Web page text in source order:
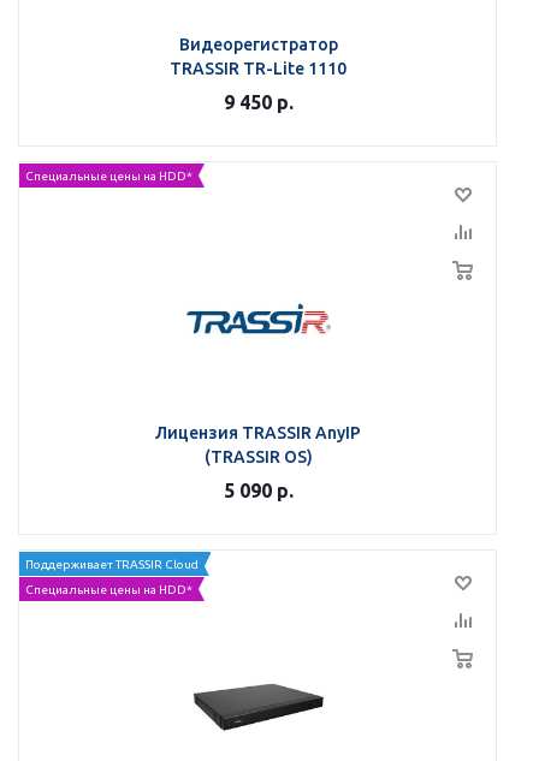
Видеорегистратор
TRASSIR TR-Lite 1110
9 450р.
Специальные цены на HDD*
Лицензия TRASSIR AnyIP
(TRASSIR OS)
5 090р.
Поддерживает TRASSIR Cloud
Специальные цены на HDD*